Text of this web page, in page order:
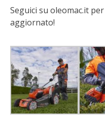
TAP TRAP
IL MIO ORTO
ANIMALI UMANI
IL MIO 2025
Seguici su oleomac.it
aggiornato!